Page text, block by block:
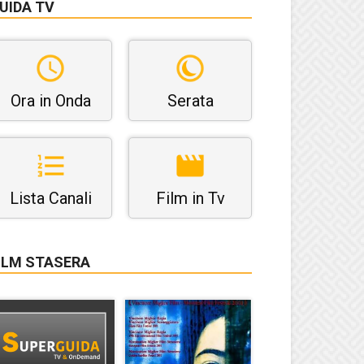
TV
Ora in Onda Serata
Lista Canali Film in Tv
STASERA